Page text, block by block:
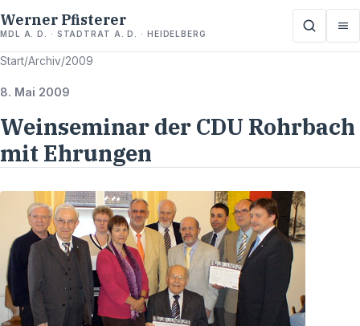
Werner Pfisterer
MDL A. D. · STADTRAT A. D. · HEIDELBERG
Start/Archiv/2009
8. Mai 2009
Weinseminar der CDU Rohrbach
mit Ehrungen